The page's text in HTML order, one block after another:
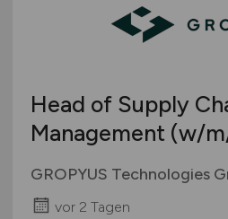
Head of Supply
Management (w/
GROPYUS Technologies
vor 2 Tagen